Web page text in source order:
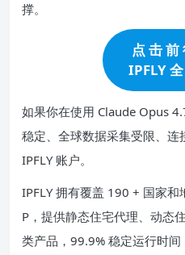
撑。
点 击 前
IPFLY
如果你在使用 Claude Opus
稳定、全球数据采集受限、
IPFLY 账户。
IPFLY 拥有覆盖 190 + 国家
P，提供静态住宅代理、动态
类产品，99.9% 稳定运行时